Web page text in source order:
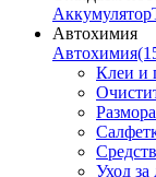
Аккумулятор
Автохимия
Автохимия
Клеи и
Уход